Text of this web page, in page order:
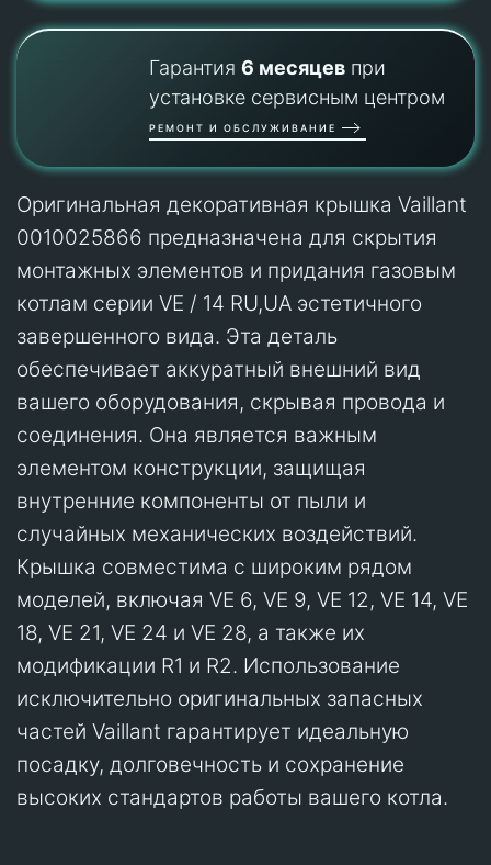
Гарантия 6 месяцевпри
установке сервисным центром
РЕМОНТ И ОБСЛУЖИВАНИЕ
Оригинальная декоративная крышка Vaillant
0010025866 предназначена для скрытия
монтажных элементов и придания газовым
котлам серии VE / 14 RU,UA эстетичного
завершенного вида. Эта деталь
обеспечивает аккуратный внешний вид
вашего оборудования, скрывая провода и
соединения. Она является важным
элементом конструкции, защищая
внутренние компоненты от пыли и
случайных механических воздействий.
Крышка совместима с широким рядом
моделей, включая VE 6, VE 9, VE 12, VE 14, VE
18, VE 21, VE 24 и VE 28, а также их
модификации R1 и R2. Использование
исключительно оригинальных запасных
частей Vaillant гарантирует идеальную
посадку, долговечность и сохранение
высоких стандартов работы вашего котла.